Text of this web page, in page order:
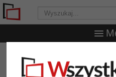
WszystkieRamy.pl
Multiramka na 3 zdjęcia